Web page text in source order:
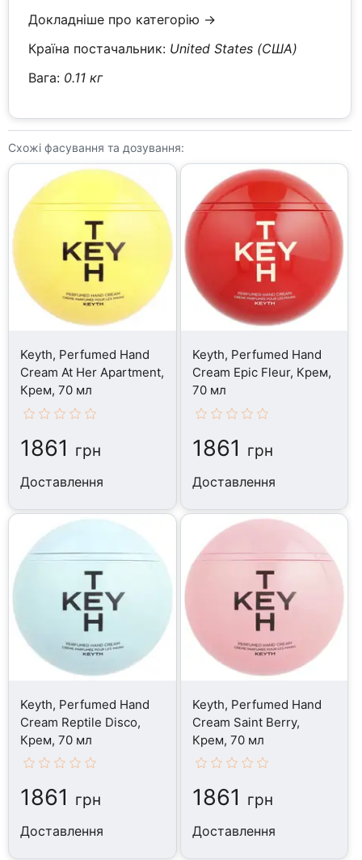
Докладніше про категорію →
Країна постачальник: United States (США)
Вага: 0.11 кг
Схожі фасування та дозування:
Keyth, Perfumed Hand
Cream At Her Apartment,
Крем, 70 мл
1861 грн
Доставлення
Keyth, Perfumed Hand
Cream Epic Fleur, Крем,
70 мл
1861 грн
Доставлення
Keyth, Perfumed Hand
Cream Reptile Disco,
Крем, 70 мл
1861 грн
Доставлення
Keyth, Perfumed Hand
Cream Saint Berry,
Крем, 70 мл
1861 грн
Доставлення